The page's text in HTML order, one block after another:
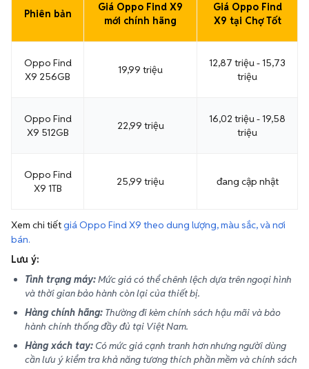
Phiên bản
Giá Oppo Find X9
mới chính hãng
Giá Oppo Find
X9 tại Chợ Tốt
Oppo Find
X9 256GB
19,99 triệu
12,87 triệu - 15,73
triệu
Oppo Find
X9 512GB
22,99 triệu
16,02 triệu - 19,58
triệu
Oppo Find
X9 1TB
25,99 triệu đang cập nhật
Xem chi tiếtgiá Oppo Find X9 theo dung lượng, màu sắc, và nơi
bán.
Lưu ý:
Tình trạng máy:Mức giá có thể chênh lệch dựa trên ngoại hình
và thời gian bảo hành còn lại của thiết bị.
Hàng chính hãng: Thường đi kèm chính sách hậu mãi và bảo
hành chính thống đầy đủ tại Việt Nam.
Hàng xách tay: Có mức giá cạnh tranh hơn nhưng người dùng
cần lưu ý kiểm tra khả năng tương thích phần mềm và chính sách